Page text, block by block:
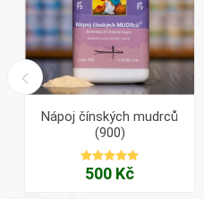
Nápoj čínských mudrců
(900)
500 Kč